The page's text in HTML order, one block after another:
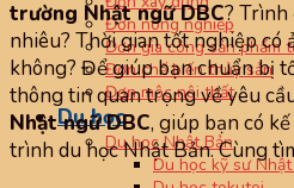
Đơn nông nghiệp
Đơn gia công sản phẩm
Đơn chế biến thủy sản
Đơn mộc nội thất
Du học
Du học Nhật Bản
Du học kỹ sư Nhật
trường Nhật ngữ DBC? Trình
nhiêu? Thời gian tốt nghiệp có
không? Để giúp bạn chuẩn bị
thông tin quan trọng về yêu
Nhật ngữ DBC, giúp bạn có
trình du học Nhật Bản. Cùng